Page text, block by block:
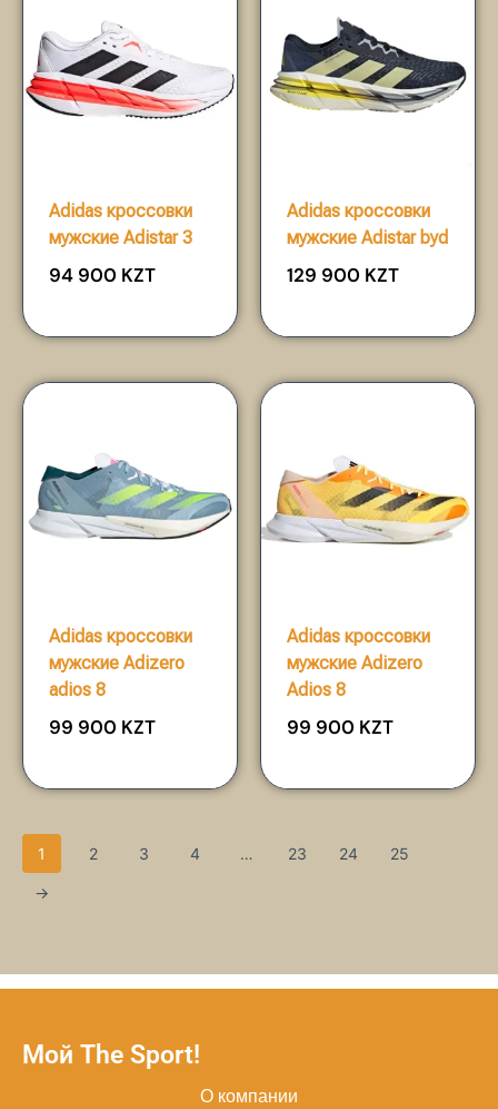
Adidas кроссовки
мужские Adistar 3
94 900 KZT
Adidas кроссовки
мужские Adistar byd
129 900 KZT
Adidas кроссовки
мужские Adizero
adios 8
99 900 KZT
Adidas кроссовки
мужские Adizero
Adios 8
99 900 KZT
1 2 3 4 … 23 24 25
→
Мой The Sport!
О компании